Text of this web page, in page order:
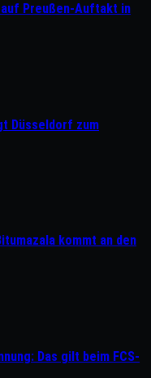
auf Preußen-Auftakt in
Düsseldorf zum
kommt an den
Das gilt beim FCS-